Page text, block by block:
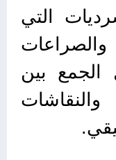
التي
بين